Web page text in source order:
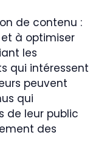
de contenu :
et à optimiser
les
qui intéressent
peuvent
qui
de leur public
des